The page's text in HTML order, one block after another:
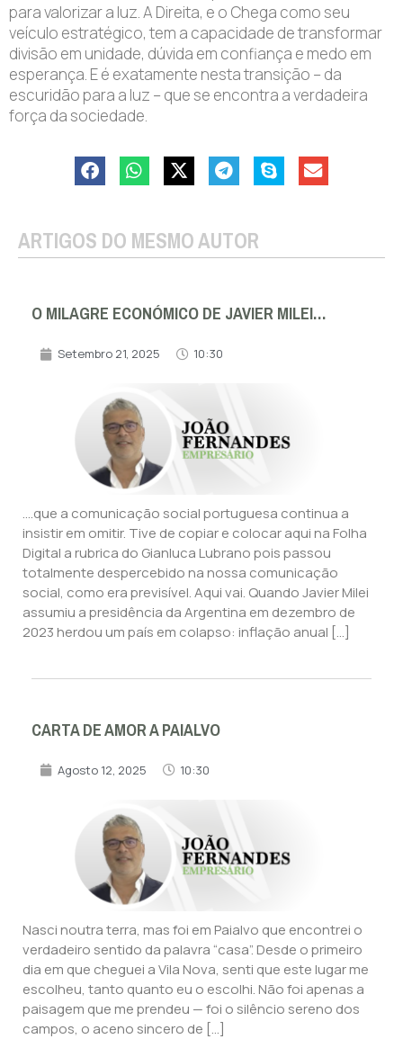
para valorizar a luz. A Direita, e o Chega como seu
veículo estratégico, tem a capacidade de transformar
divisão em unidade, dúvida em confiança e medo em
esperança. E é exatamente nesta transição – da
escuridão para a luz – que se encontra a verdadeira
força da sociedade.
ARTIGOS DO MESMO AUTOR
O MILAGRE ECONÓMICO DE JAVIER MILEI…
Setembro 21, 2025 10:30
….que a comunicação social portuguesa continua a
insistir em omitir. Tive de copiar e colocar aqui na Folha
Digital a rubrica do Gianluca Lubrano pois passou
totalmente despercebido na nossa comunicação
social, como era previsível. Aqui vai. Quando Javier Milei
assumiu a presidência da Argentina em dezembro de
2023 herdou um país em colapso: inflação anual […]
CARTA DE AMOR A PAIALVO
Agosto 12, 2025 10:30
Nasci noutra terra, mas foi em Paialvo que encontrei o
verdadeiro sentido da palavra “casa”. Desde o primeiro
dia em que cheguei a Vila Nova, senti que este lugar me
escolheu, tanto quanto eu o escolhi. Não foi apenas a
paisagem que me prendeu — foi o silêncio sereno dos
campos, o aceno sincero de […]